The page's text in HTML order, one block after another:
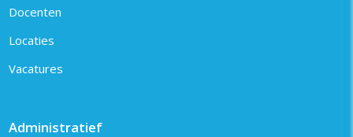
Docenten
Locaties
Vacatures
Administratief